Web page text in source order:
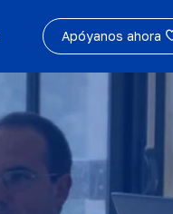
Apóyanos ahora